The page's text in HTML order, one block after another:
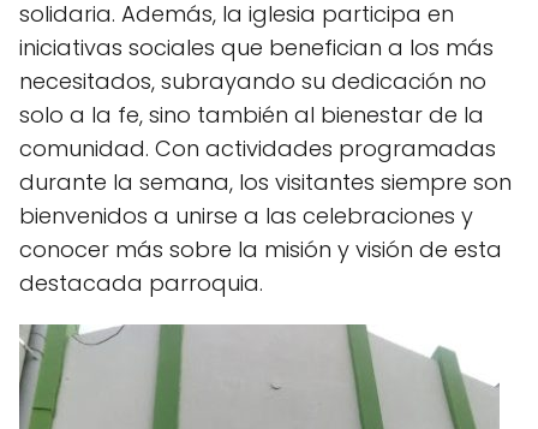
solidaria. Además, la iglesia participa en
iniciativas sociales que benefician a los más
necesitados, subrayando su dedicación no
solo a la fe, sino también al bienestar de la
comunidad. Con actividades programadas
durante la semana, los visitantes siempre son
bienvenidos a unirse a las celebraciones y
conocer más sobre la misión y visión de esta
destacada parroquia.